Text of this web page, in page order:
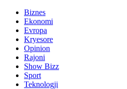
Biznes
Ekonomi
Evropa
Kryesore
Opinion
Rajoni
Show Bizz
Sport
Teknologji